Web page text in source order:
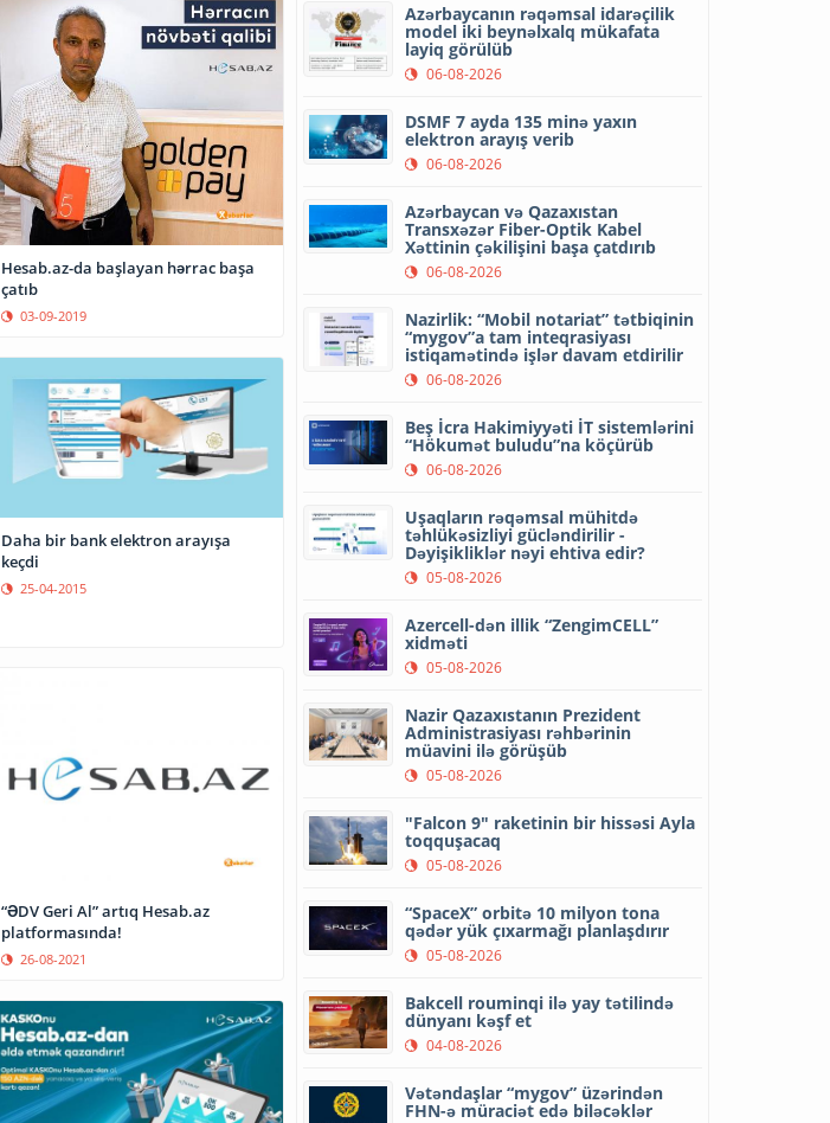
Hesab.az-da başlayan hərrac başa
çatıb
03-09-2019
Daha bir bank elektron arayışa
keçdi
25-04-2015
“ƏDV Geri Al” artıq Hesab.az
platformasında!
26-08-2021
Azərbaycanın rəqəmsal idarəçilik
model iki beynəlxalq mükafata
layiq görülüb
06-08-2026
DSMF 7 ayda 135 minə yaxın
elektron arayış verib
06-08-2026
Azərbaycan və Qazaxıstan
Transxəzər Fiber-Optik Kabel
Xəttinin çəkilişini başa çatdırıb
06-08-2026
Nazirlik: “Mobil notariat” tətbiqinin
“mygov”a tam inteqrasiyası
istiqamətində işlər davam etdirilir
06-08-2026
Beş İcra Hakimiyyəti İT sistemlərini
“Hökumət buludu”na köçürüb
06-08-2026
Uşaqların rəqəmsal mühitdə
təhlükəsizliyi gücləndirilir -
Dəyişikliklər nəyi ehtiva edir?
05-08-2026
Azercell-dən illik “ZengimCELL”
xidməti
05-08-2026
Nazir Qazaxıstanın Prezident
Administrasiyası rəhbərinin
müavini ilə görüşüb
05-08-2026
"Falcon 9" raketinin bir hissəsi Ayla
toqquşacaq
05-08-2026
“SpaceX” orbitə 10 milyon tona
qədər yük çıxarmağı planlaşdırır
05-08-2026
Bakcell rouminqi ilə yay tətilində
dünyanı kəşf et
04-08-2026
Vətəndaşlar “mygov” üzərindən
FHN-ə müraciət edə biləcəklər